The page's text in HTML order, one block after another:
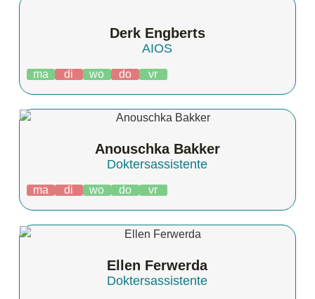
Derk Engberts
AIOS
ma di wo do vr
Anouschka Bakker
Doktersassistente
ma di wo do vr
Ellen Ferwerda
Doktersassistente